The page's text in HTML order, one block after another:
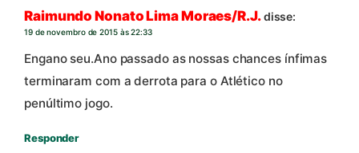
Raimundo Nonato Lima Moraes/R.J.disse:
19 de novembro de 2015 às 22:33
Engano seu.Ano passado as nossas chances ínfimas
terminaram com a derrota para o Atlético no
penúltimo jogo.
Responder